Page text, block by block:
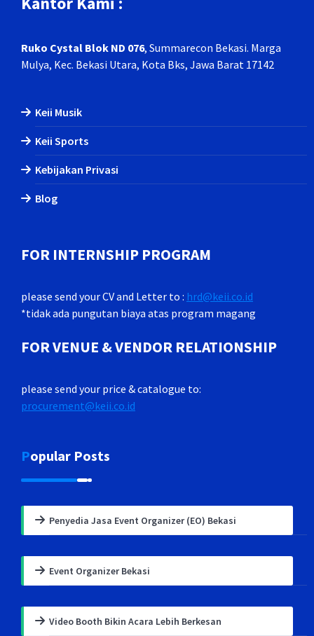
Ruko Cystal Blok ND 076, Summarecon Bekasi. Marga
Mulya, Kec. Bekasi Utara, Kota Bks, Jawa Barat 17142
Keii Musik
Keii Sports
Kebijakan Privasi
Blog
FOR INTERNSHIP PROGRAM
please send your CV and Letter to : hrd@keii.co.id
*tidak ada pungutan biaya atas program magang
FOR VENUE & VENDOR RELATIONSHIP
please send your price & catalogue to:
procurement@keii.co.id
Popular Posts
Penyedia Jasa Event Organizer (EO) Bekasi
Event Organizer Bekasi
Video Booth Bikin Acara Lebih Berkesan